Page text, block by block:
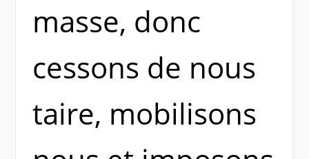
masse, donc
cessons de nous
taire, mobilisons